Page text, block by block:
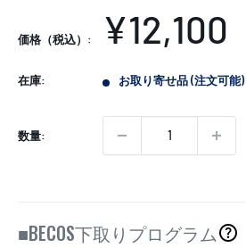
価格（税込）:
販
売
格
¥12,100
在庫: お取り寄せ品 (注文可能)
数量:
■BECOS下取りプログラム